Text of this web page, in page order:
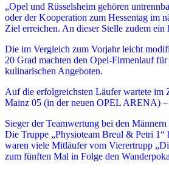
„Opel und Rüsselsheim gehören
oder der Kooperation zum Hessentag im
Ziel erreichen. An dieser Stelle zudem
Die im Vergleich zum Vorjahr leicht
20 Grad machten den Opel-Firmenlauf
kulinarischen Angeboten.
Auf die erfolgreichsten Läufer wartete im
Mainz 05 (in der neuen OPEL ARENA)
Sieger der Teamwertung bei den
Die Truppe „Physioteam Breul & Petri 1“
waren viele Mitläufer vom Vierertrupp
zum fünften Mal in Folge den